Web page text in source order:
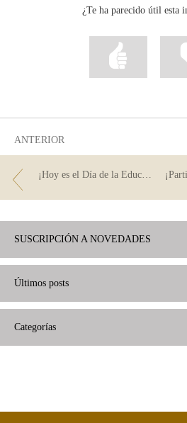
¿Te ha parecido útil esta
ANTERIOR
SUSCRIPCIÓN A NOVEDADES
Últimos posts
Categorías